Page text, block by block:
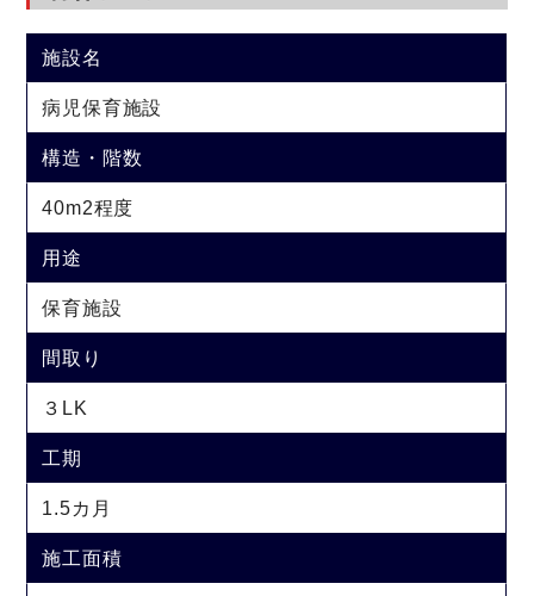
施設名
病児保育施設
構造・階数
40m2程度
用途
保育施設
間取り
３LK
工期
1.5カ月
施工面積